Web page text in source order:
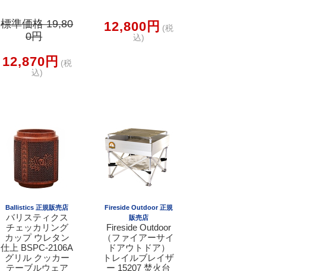
標準価格 19,80
0円
12,870円 (税
込)
12,800円 (税
込)
Ballistics 正規販売店
バリスティクス
チェッカリング
カップ ウレタン
仕上 BSPC-2106A
グリル クッカー
テーブルウェア
Fireside Outdoor 正規
販売店
Fireside Outdoor
（ファイアーサイ
ドアウトドア）
トレイルブレイザ
ー 15207 焚火台